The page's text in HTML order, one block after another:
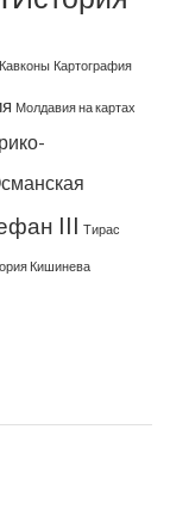
Кавконы Картография
Молдавия на картах
III Тирас
Кишинева